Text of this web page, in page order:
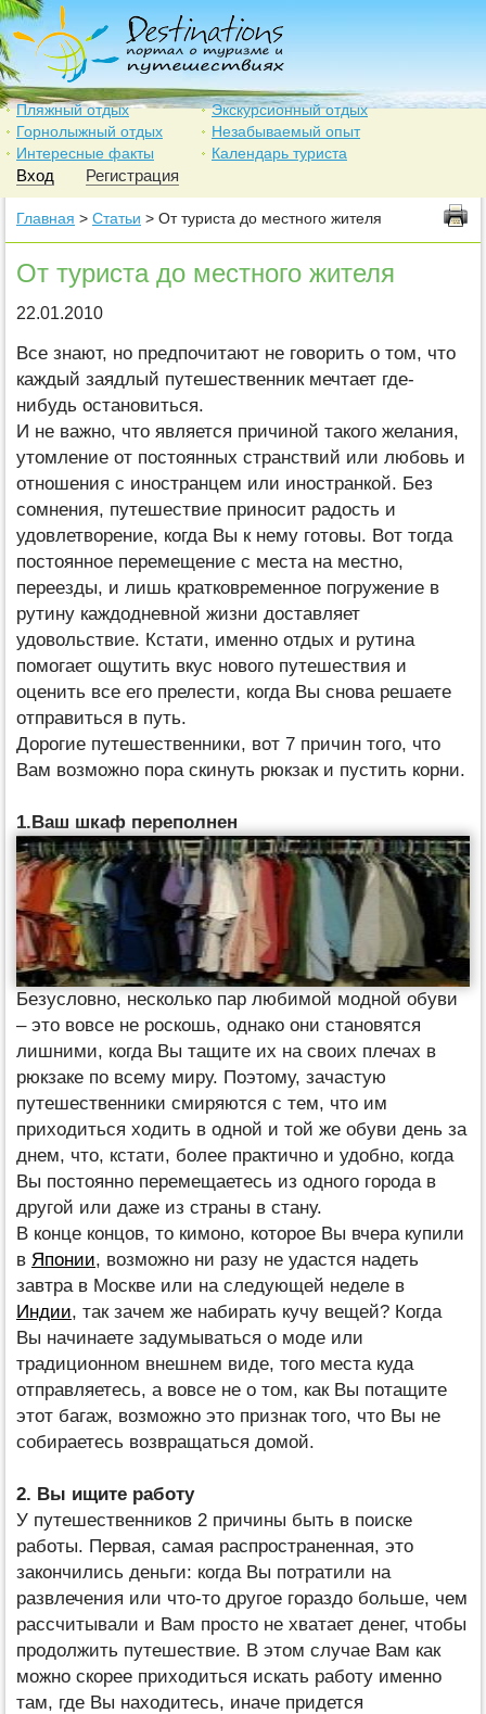
Пляжный отдых
Экскурсионный отдых
Горнолыжный отдых
Незабываемый опыт
Интересные факты
Календарь туриста
Вход Регистрация
Главная > Статьи > От туриста до местного жителя
От туриста до местного жителя
22.01.2010
Все знают, но предпочитают не говорить о том, что
каждый заядлый путешественник мечтает где-
нибудь остановиться.
И не важно, что является причиной такого желания,
утомление от постоянных странствий или любовь и
отношения с иностранцем или иностранкой. Без
сомнения, путешествие приносит радость и
удовлетворение, когда Вы к нему готовы. Вот тогда
постоянное перемещение с места на местно,
переезды, и лишь кратковременное погружение в
рутину каждодневной жизни доставляет
удовольствие. Кстати, именно отдых и рутина
помогает ощутить вкус нового путешествия и
оценить все его прелести, когда Вы снова решаете
отправиться в путь.
Дорогие путешественники, вот 7 причин того, что
Вам возможно пора скинуть рюкзак и пустить корни.
1.Ваш шкаф переполнен
Безусловно, несколько пар любимой модной обуви
– это вовсе не роскошь, однако они становятся
лишними, когда Вы тащите их на своих плечах в
рюкзаке по всему миру. Поэтому, зачастую
путешественники смиряются с тем, что им
приходиться ходить в одной и той же обуви день за
днем, что, кстати, более практично и удобно, когда
Вы постоянно перемещаетесь из одного города в
другой или даже из страны в стану.
В конце концов, то кимоно, которое Вы вчера купили
в Японии, возможно ни разу не удастся надеть
завтра в Москве или на следующей неделе в
Индии, так зачем же набирать кучу вещей? Когда
Вы начинаете задумываться о моде или
традиционном внешнем виде, того места куда
отправляетесь, а вовсе не о том, как Вы потащите
этот багаж, возможно это признак того, что Вы не
собираетесь возвращаться домой.
2. Вы ищите работу
У путешественников 2 причины быть в поиске
работы. Первая, самая распространенная, это
закончились деньги: когда Вы потратили на
развлечения или что-то другое гораздо больше, чем
рассчитывали и Вам просто не хватает денег, чтобы
продолжить путешествие. В этом случае Вам как
можно скорее приходиться искать работу именно
там, где Вы находитесь, иначе придется